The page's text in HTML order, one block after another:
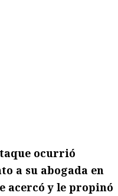
ocurrió
a su abogada en
acercó y le propinó